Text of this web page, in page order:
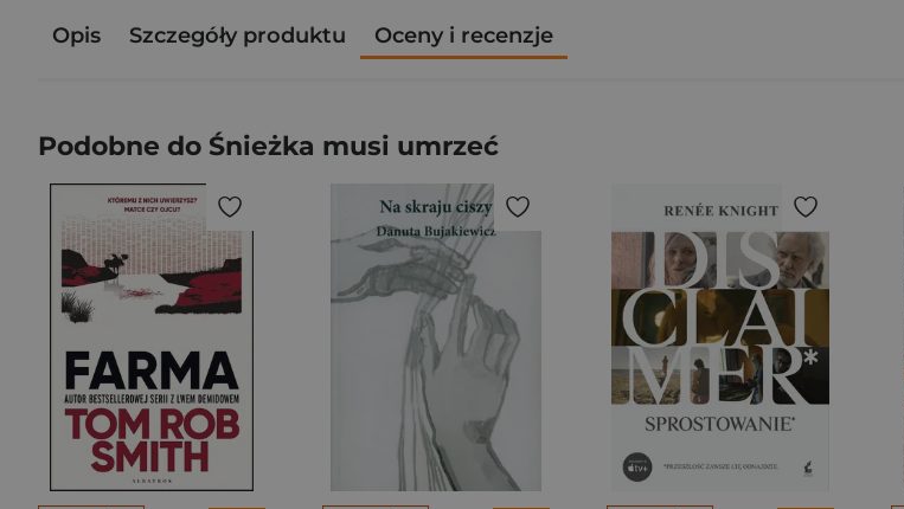
Opis Szczegóły produktu Oceny i recenzje
Podobne do Śnieżka musi umrzeć